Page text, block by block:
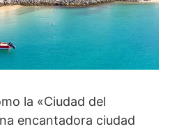
la «Ciudad del
encantadora ciudad